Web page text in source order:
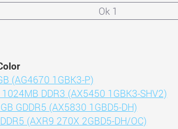
Ok 1
(AG4670 1GBK3-P)
DDR3 (AX5450 1GBK3-SHV2)
GDDR5 (AX5830 1GBD5-DH)
(AXR9 270X 2GBD5-DH/OC)